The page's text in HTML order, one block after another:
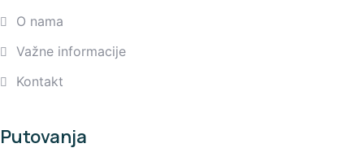
O nama
Važne informacije
Kontakt
Putovanja